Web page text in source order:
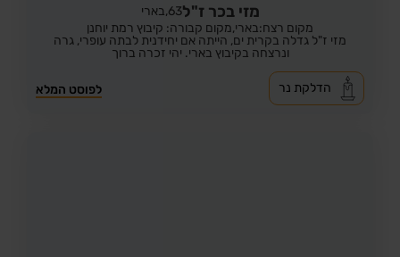
מזי בכר ז"ל63, בארי
מקום רצח:בארי,מקום קבורה: קיבוץ רמת יוחנן
מזי ז"ל גדלה בקרית ים, הייתה אם יחידנית לבתה עופרי, גרה
ונרצחה בקיבוץ בארי. יהי זכרה ברוך
לפוסט המלא הדלקת נר